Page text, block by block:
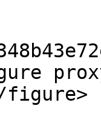
figure>